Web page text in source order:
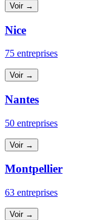
Voir →
Nice
75 entreprises
Voir →
Nantes
50 entreprises
Voir →
Montpellier
63 entreprises
Voir →